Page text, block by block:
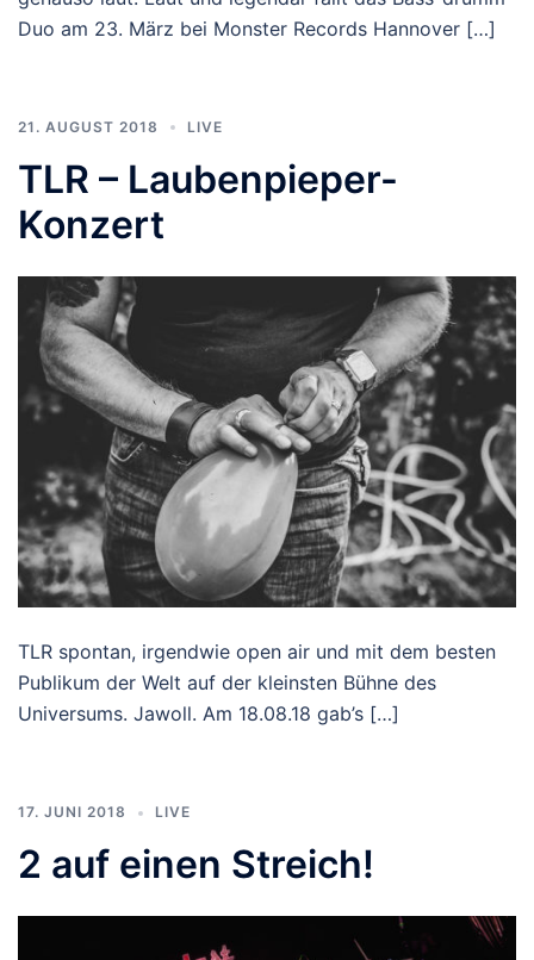
Duo am 23. März bei Monster Records Hannover […]
21. AUGUST 2018 LIVE
TLR – Laubenpieper-
Konzert
TLR spontan, irgendwie open air und mit dem besten
Publikum der Welt auf der kleinsten Bühne des
Universums. Jawoll. Am 18.08.18 gab’s […]
17. JUNI 2018 LIVE
2 auf einen Streich!